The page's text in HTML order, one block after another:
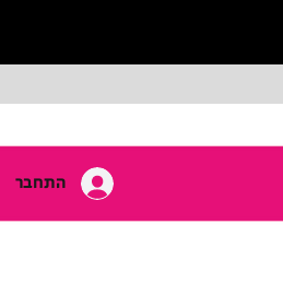
התחבר